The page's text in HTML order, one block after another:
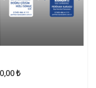
0,00 ₺